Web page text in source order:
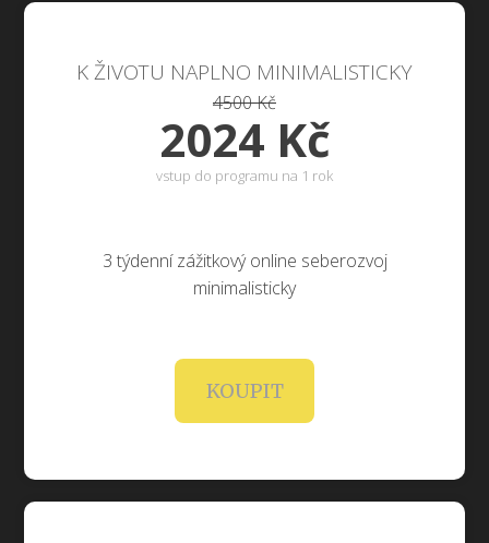
K ŽIVOTU NAPLNO MINIMALISTICKY
4500 Kč
2024 Kč
vstup do programu na 1 rok
3 týdenní zážitkový online seberozvoj
minimalisticky
KOUPIT